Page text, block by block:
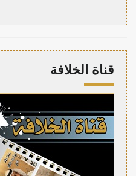
قناة الخلافة